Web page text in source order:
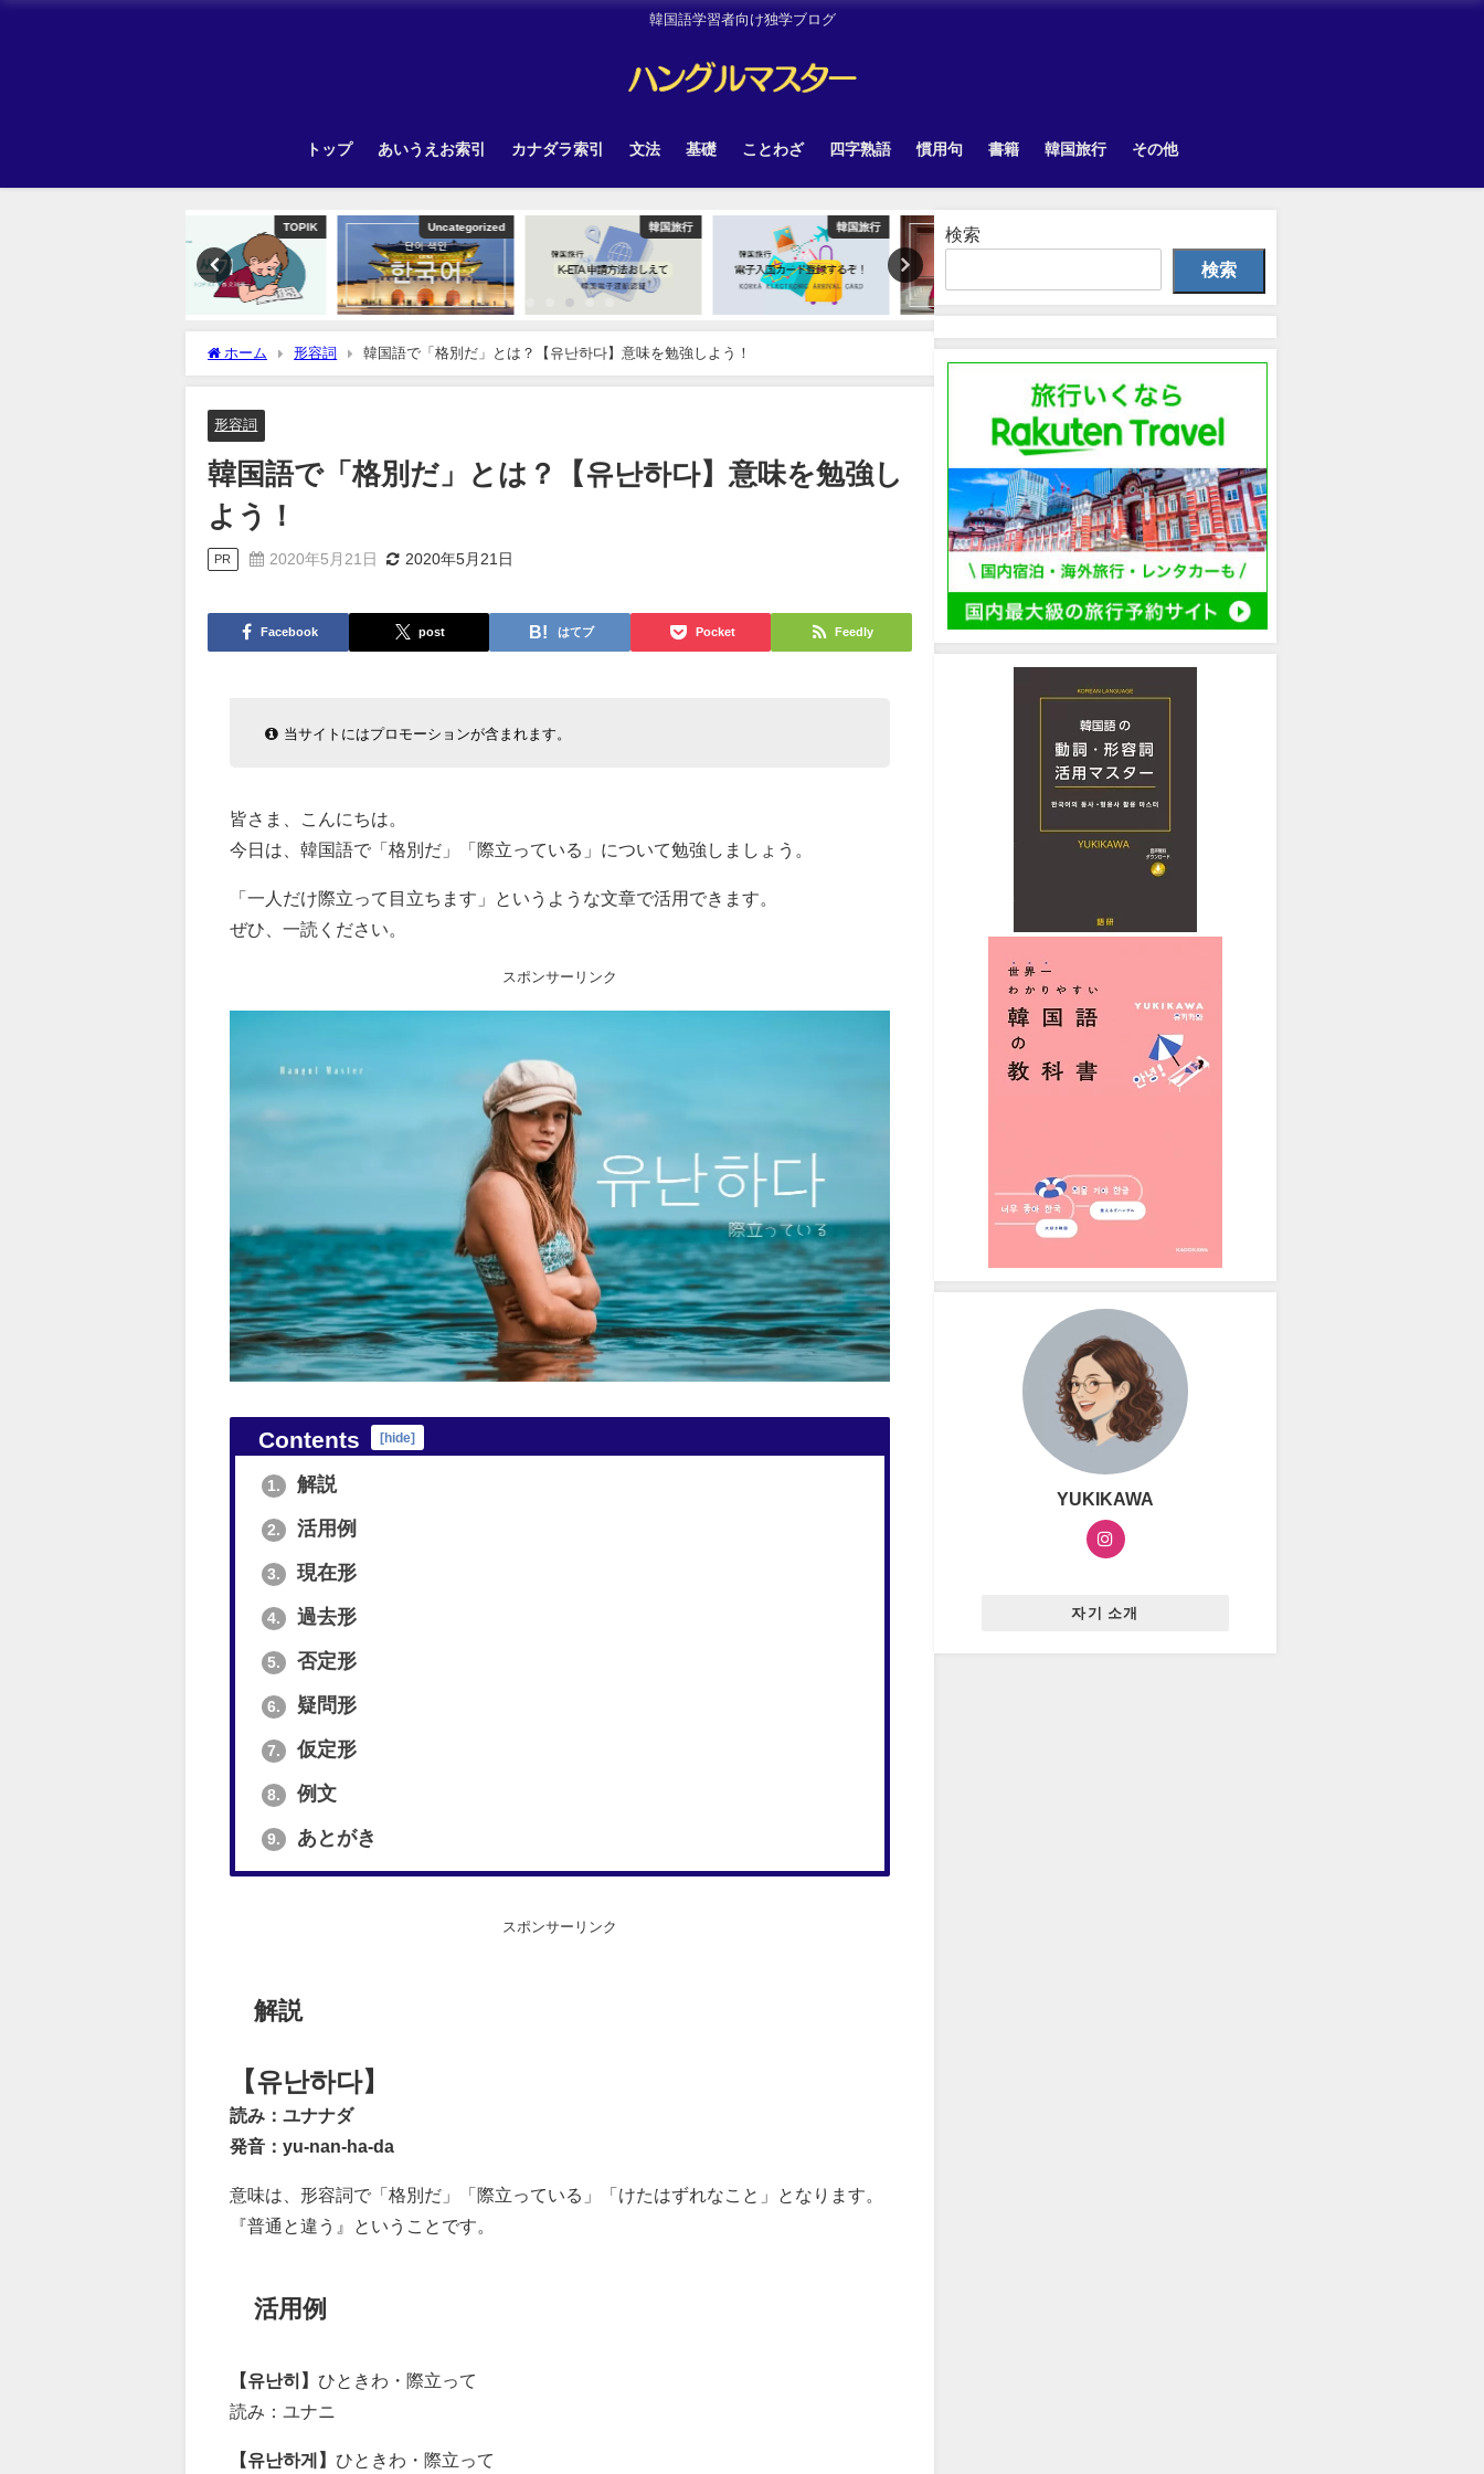
韓国語学習者向け独学ブログ
トップ あいうえお索引 カナダラ索引 文法 基礎 ことわざ 四字熟語 慣用句 書籍 韓国旅行 その他
Uncategorized 韓国旅行 韓国旅行 Uncategorized
ホーム 形容詞 韓国語で「格別だ」とは？【유난하다】意味を勉強しよう！
形容詞
韓国語で「格別だ」とは？【유난하다】意味を勉強し
よう！
PR 2020年5月21日 2020年5月21日
Facebook post はてブ Pocket Feedly
当サイトにはプロモーションが含まれます。
皆さま、こんにちは。
今日は、韓国語で「格別だ」「際立っている」について勉強しましょう。
「一人だけ際立って目立ちます」というような文章で活用できます。
ぜひ、一読ください。
スポンサーリンク
Contents [hide]
1. 解説
2. 活用例
3. 現在形
4. 過去形
5. 否定形
6. 疑問形
7. 仮定形
8. 例文
9. あとがき
スポンサーリンク
解説
【유난하다】
読み：ユナナダ
発音：yu-nan-ha-da
意味は、形容詞で「格別だ」「際立っている」「けたはずれなこと」となります。
『普通と違う』ということです。
活用例
【유난히】 ひときわ・際立って
読み：ユナニ
【유난하게】 ひときわ・際立って
検索
検索
YUKIKAWA
자기 소개